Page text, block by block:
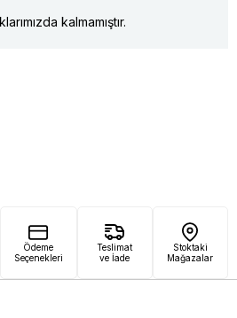
kalmamıştır.
Ödeme
Seçenekleri
Teslimat
ve İade
Stoktaki
Mağazalar